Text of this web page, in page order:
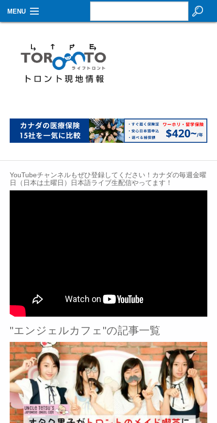
MENU
生活情報
その他
イベントカレンダー
About Us
YouTubeチャンネルもぜひ登録してください！カナダの毎週金曜
日（日本は土曜日）日本語ライブ生配信やってます！
"エンジェルカフェ"の記事一覧